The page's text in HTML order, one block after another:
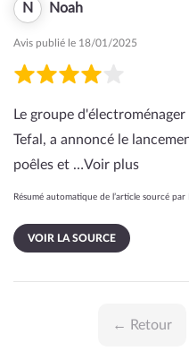
N Noah
Avis publié le 18/01/2025
Le groupe
Tefal, a annoncé le
poêles et …Voir plus
Résumé automatique de l’article sourcé
VOIR LA SOURCE
← Retour